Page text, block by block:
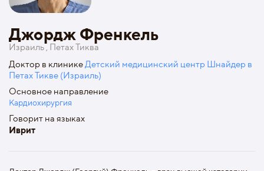
Джордж Френкель
Израиль , Петах Тиква
Доктор в клиникеДетский медицинский центр Шнайдер в
Петах Тикве (Израиль)
Основное направление
Кардиохирургия
Говорит на языках
Иврит